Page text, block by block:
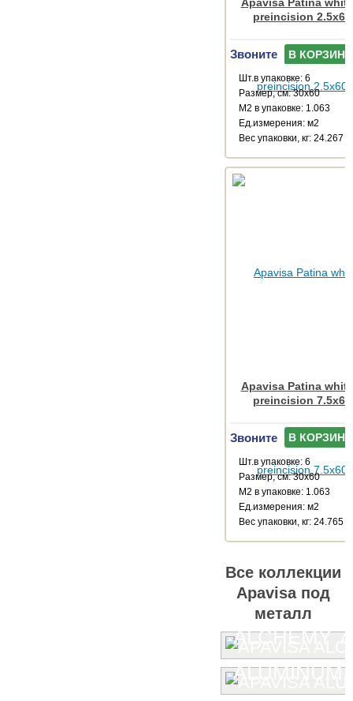
Apavisa Patina
preincision 2.5x60
Звоните В КОРЗИНУ
Шт.в упаковке: 6
Размер, см: 30x60
М2 в упаковке: 1.063
Ед.измерения: м2
Веc упаковки, кг: 24.267
Apavisa Patina
preincision 7.5x60
Звоните В КОРЗИНУ
Шт.в упаковке: 6
Размер, см: 30x60
М2 в упаковке: 1.063
Ед.измерения: м2
Веc упаковки, кг: 24.765
Все коллекции
Apavisa под
металл
ALCHEMY
ALUMINUM